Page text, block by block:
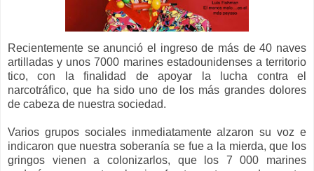
Recientemente se anunció el ingreso de más de 40 naves
artilladas y unos 7000 marines estadounidenses a territorio
tico, con la finalidad de apoyar la lucha contra el
narcotráfico, que ha sido uno de los más grandes dolores
de cabeza de nuestra sociedad.
Varios grupos sociales inmediatamente alzaron su voz e
indicaron que nuestra soberanía se fue a la mierda, que los
gringos vienen a colonizarlos, que los 7 000 marines